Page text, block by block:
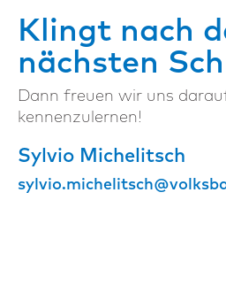
Klingt nach
nächsten
Dann freuen wir uns
kennenzulernen!
Sylvio Michelitsch